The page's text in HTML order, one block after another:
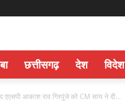
छत्तीसगढ़ देश विदेश
एएसपी आकाश राव गिरपुंजे को CM साय ने दी...